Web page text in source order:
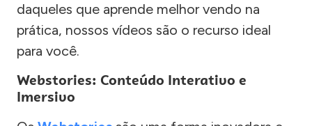
daqueles que aprende melhor vendo na
prática, nossos vídeos são o recurso ideal
para você.
Webstories: Conteúdo Interativo e
Imersivo